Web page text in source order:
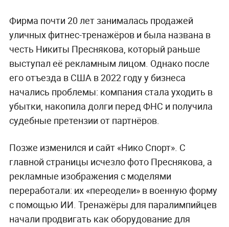
Фирма почти 20 лет занималась продажей
уличных фитнес-тренажёров и была названа в
честь Никиты Преснякова, который раньше
выступал её рекламным лицом. Однако после
его отъезда в США в 2022 году у бизнеса
начались проблемы: компания стала уходить в
убытки, накопила долги перед ФНС и получила
судебные претензии от партнёров.
Позже изменился и сайт «Нико Спорт». С
главной страницы исчезло фото Преснякова, а
рекламные изображения с моделями
переработали: их «переодели» в военную форму
с помощью ИИ. Тренажёры для паралимпийцев
начали продвигать как оборудование для